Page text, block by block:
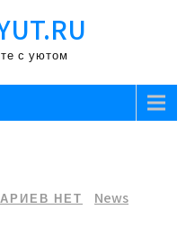
с уютом
НЕТ News